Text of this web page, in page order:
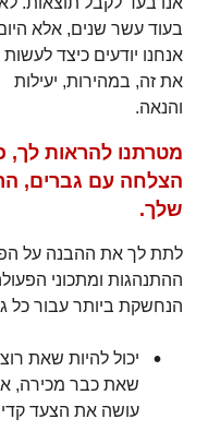
בעוד עשר שנים, אלא
אנחנו יודעים כיצד לעשות
את זה, במהירות, יעילות
והנאה.
מטרתנו להראות לך,
הצלחה עם גברים,
שלך.
לתת לך את ההבנה על
ההתנהגות ומתכוני
הנחשקת ביותר עבור כל
יכול להיות שאת
שאת כבר מכירה,
עושה את הצעד